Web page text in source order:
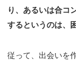
り、あるいは合コ
するというのは、
従って、出会いを